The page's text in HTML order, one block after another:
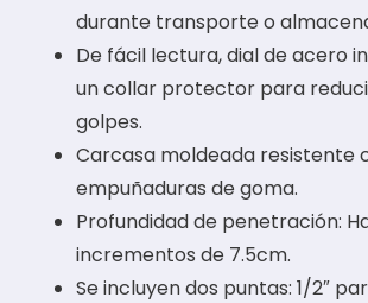
durante transporte o
De fácil lectura, dial de acero
un collar protector para
golpes.
Carcasa moldeada resistente
empuñaduras de goma.
Profundidad de penetración:
incrementos de 7.5cm.
Se incluyen dos puntas: 1/2″